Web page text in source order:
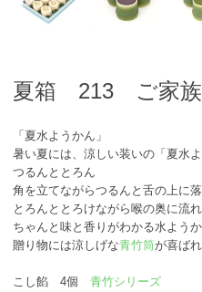
夏箱 213 ご家族
「夏水ようかん」
暑い夏には、涼しい装いの「夏水
つるんととろん
角を立てながらつるんと舌の上に
とろんととろけながら喉の奥に流
ちゃんと味と香りがわかる水よう
贈り物には涼しげな青竹筒が喜ば
こし餡 4個 青竹シリーズ